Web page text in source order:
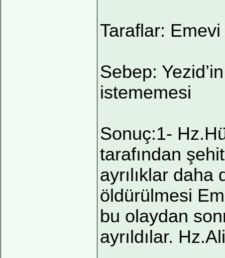
Taraflar: Emevi
Sebep:
istememesi
Sonuç:1-
tarafından
ayrılıklar daha
öldürülmesi
bu olaydan
ayrıldılar.